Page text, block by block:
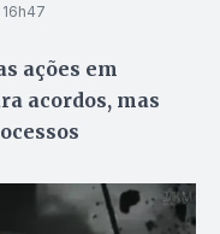
ações em
acordos, mas